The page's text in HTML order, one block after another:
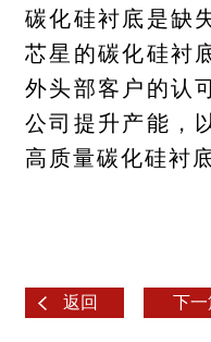
碳化硅衬底是缺
芯星的碳化硅衬
外头部客户的认
公司提升产能，
高质量碳化硅衬
返回 下